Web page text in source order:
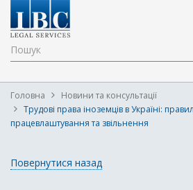
Головна
Новини та консультації
Трудові права іноземців в Україні:
працевлаштування та звільнення
Повернутися назад